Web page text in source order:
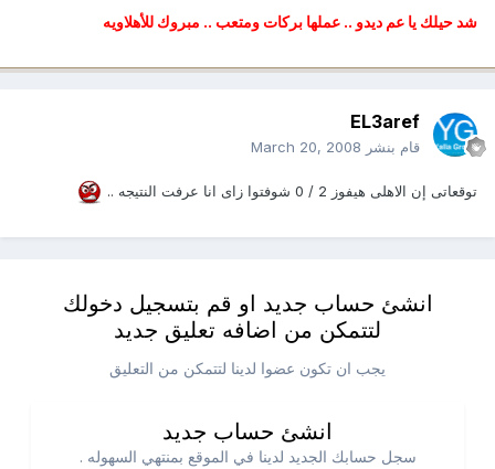
شد حيلك يا عم ديدو .. عملها بركات ومتعب .. مبروك للأهلاويه
EL3aref
قام بنشر March 20, 2008
توقعاتى إن الاهلى هيفوز 2 / 0 شوفتوا زاى انا عرفت النتيجه ..
انشئ حساب جديد او قم بتسجيل دخولك
لتتمكن من اضافه تعليق جديد
يجب ان تكون عضوا لدينا لتتمكن من التعليق
انشئ حساب جديد
سجل حسابك الجديد لدينا في الموقع بمنتهي السهوله .